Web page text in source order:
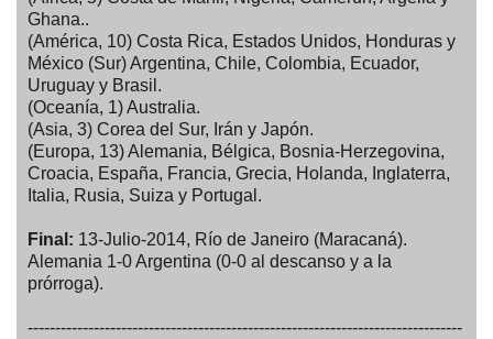
Ghana..
(América, 10) Costa Rica, Estados Unidos, Honduras y
México (Sur) Argentina, Chile, Colombia, Ecuador,
Uruguay y Brasil.
(Oceanía, 1) Australia.
(Asia, 3) Corea del Sur, Irán y Japón.
(Europa, 13) Alemania, Bélgica, Bosnia-Herzegovina,
Croacia, España, Francia, Grecia, Holanda, Inglaterra,
Italia, Rusia, Suiza y Portugal.
Final: 13-Julio-2014, Río de Janeiro (Maracaná).
Alemania 1-0 Argentina (0-0 al descanso y a la
prórroga).
-------------------------------------------------------------------------------